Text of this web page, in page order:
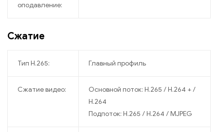
оподавление:
Сжатие
Тип H.265: Главный профиль
Сжатие видео:
Основной поток: H.265 / H.264 + /
H.264
Подпоток: H.265 / H.264 / MJPEG